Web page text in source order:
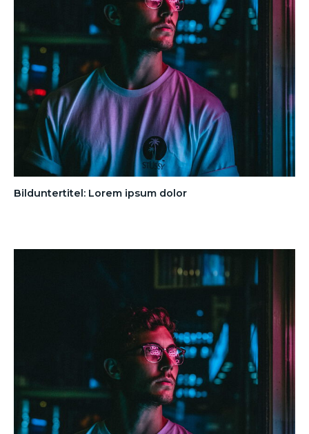
Bilduntertitel: Lorem ipsum dolor